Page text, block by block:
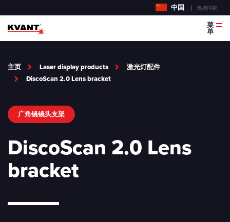
中国 选择国家
菜
单
主页 Laser display products
激光灯配件
DiscoScan 2.0 Lens bracket
广角镜镜头支架
DiscoScan 2.0 Lens
bracket